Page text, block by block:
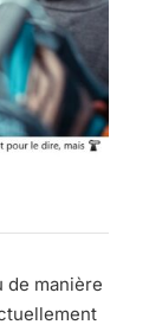
de manière